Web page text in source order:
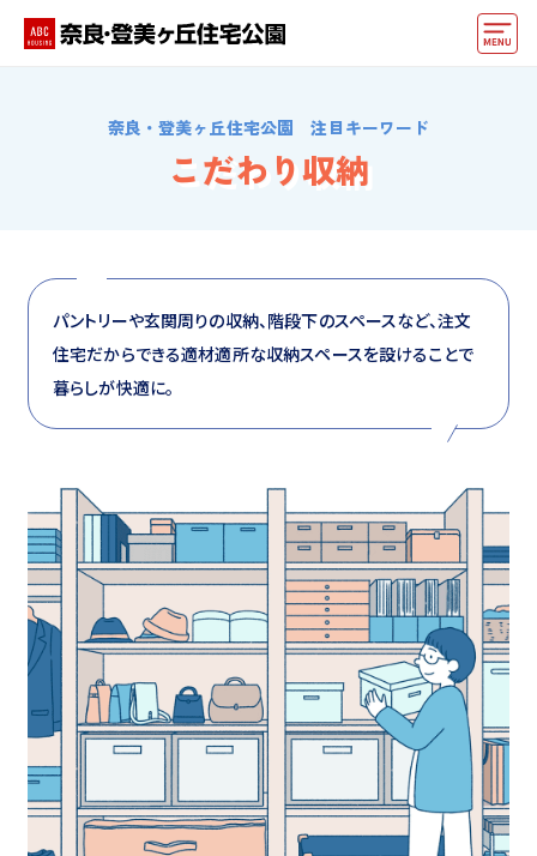
好みからモデルハウスを探す
住まいづくりお役立ち情報
他の展示場
奈良・登美ヶ丘住宅公園 注目キーワード
こだわり収納
パントリーや玄関周りの収納、階段下のスペースなど、注文
住宅だからできる適材適所な収納スペースを設けることで
暮らしが快適に。